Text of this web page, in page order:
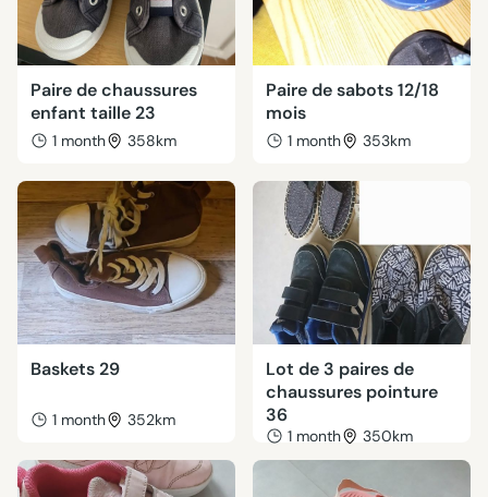
Paire de chaussures
enfant taille 23
1 month 358km
Paire de sabots 12/18
mois
1 month 353km
Baskets 29
1 month 352km
Lot de 3 paires de
chaussures pointure
36
1 month 350km